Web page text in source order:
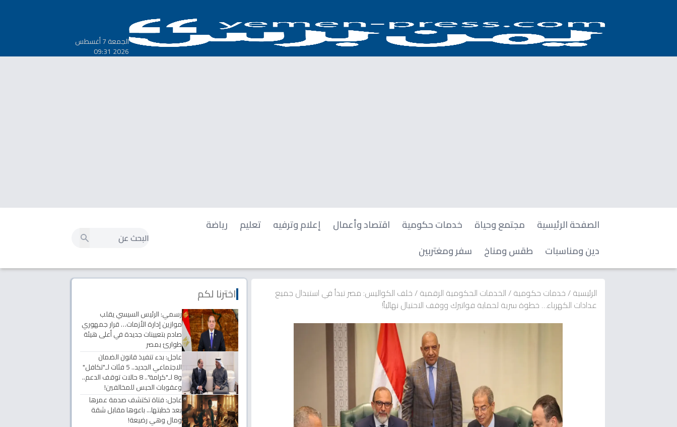
الجمعة 7 أغسطس
2026 09:31
الصفحة الرئيسية مجتمع وحياة خدمات حكومية اقتصاد وأعمال إعلام وترفيه تعليم
رياضة
دين ومناسبات
طقس ومناخ سفر ومغتربين
الرئيسية/خدمات حكومية/الخدمات الحكومية الرقمية/خلف الكواليس: مصر تبدأ في استبدال جميع
عدادات الكهرباء… خطوة سرية لحماية فواتيرك ووقف الاحتيال نهائياً!
اخترنا لكم
رسمي: الرئيس السيسي يقلب
موازين إدارة الأزمات… قرار جمهوري
صادم بتعيينات جديدة في أعلى هيئة
طوارئ بمصر
عاجل: بدء تنفيذ قانون الضمان
الاجتماعي الجديد.. 5 فئات لـ"تكافل"
و8 لـ"كرامة".. 8 حالات توقف الدعم..
وعقوبات الحبس للمخالفين!
عاجل: فتاة تكتشف صدمة عمرها
بعد خطبتها... باعوها مقابل شقة
ومال وهي رضيعة!